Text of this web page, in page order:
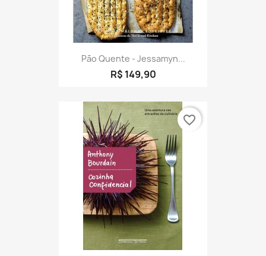
Pão Quente - Jessamyn...
R$ 149,90
favorite_border